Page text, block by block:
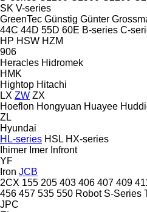
SK V-series
GreenTec Günstig Günter
44C 44D 55D 60E B-series C-
HP HSW HZM
906
Heracles Hidromek
HMK
Hightop Hitachi
LX ZW ZX
Hoeflon Hongyuan Huayee
ZL
Hyundai
HL-series HSL HX-series
Ihimer Imer Infront
YF
Iron JCB
2CX 155 205 403 406 407 409
456 457 535 550 Robot S-Series
JPC